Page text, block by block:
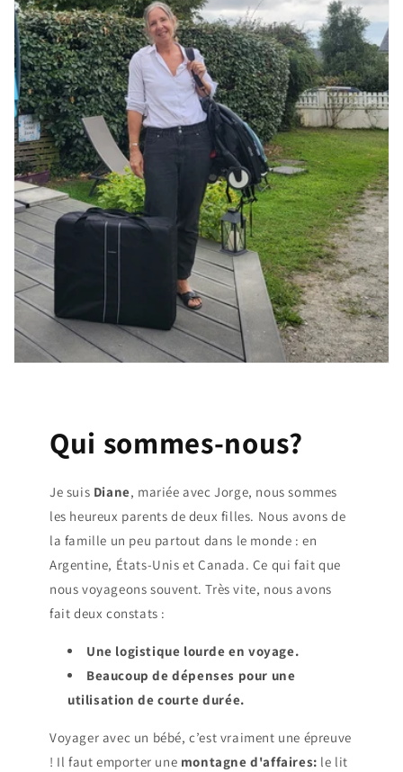
Qui sommes-nous?
Je suis Diane, mariée avec Jorge, nous sommes
les heureux parents de deux filles. Nous avons de
la famille un peu partout dans le monde : en
Argentine, États-Unis et Canada. Ce qui fait que
nous voyageons souvent. Très vite, nous avons
fait deux constats :
Une logistique lourde en voyage.
Beaucoup de dépenses pour une
utilisation de courte durée.
Voyager avec un bébé, c’est vraiment une épreuve
! Il faut emporter une montagne d'affaires: le lit